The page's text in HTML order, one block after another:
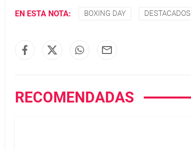
EN ESTA NOTA: BOXING DAY DESTACADOS
RECOMENDADAS